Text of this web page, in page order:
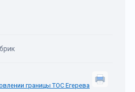
границы ТОС Егерева